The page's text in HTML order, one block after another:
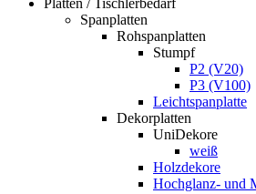
Platten / Tischlerbedarf
Spanplatten
Rohspanplatten
Stumpf
P2 (V20)
P3 (V100)
Leichtspanplatte
Dekorplatten
UniDekore
weiß
Holzdekore
Hochglanz- und